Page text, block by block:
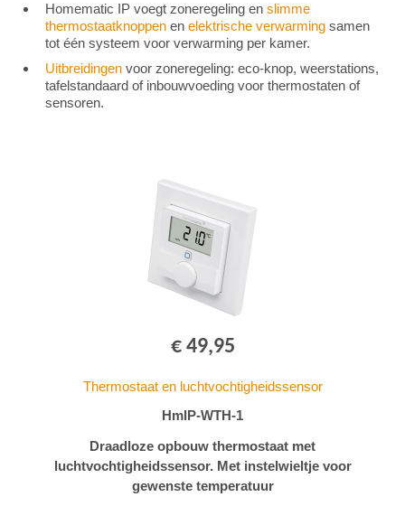
Homematic IP voegt zoneregeling en slimme
thermostaatknoppen en elektrische verwarming samen
tot één systeem voor verwarming per kamer.
Uitbreidingen voor zoneregeling: eco-knop, weerstations,
tafelstandaard of inbouwvoeding voor thermostaten of
sensoren.
€ 49,95
Thermostaat en luchtvochtigheidssensor
HmIP-WTH-1
Draadloze opbouw thermostaat met
luchtvochtigheidssensor. Met instelwieltje voor
gewenste temperatuur